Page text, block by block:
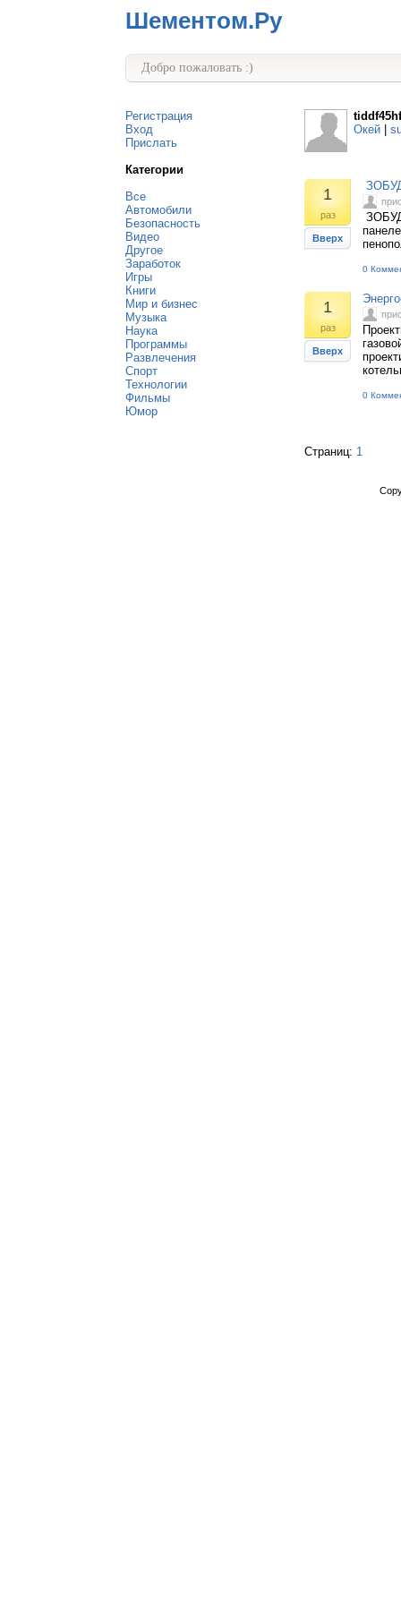
Шементом.Ру
Добро пожаловать :)
Регистрация
Вход
Прислать
Категории
Все
Автомобили
Безопасность
Видео
Другое
Заработок
Игры
Книги
Мир и бизнес
Музыка
Наука
Программы
Развлечения
Спорт
Технологии
Фильмы
Юмор
tiddf45hf
Окей
1
раз
Вверх
0
1
раз
Вверх
0
Страниц: 1